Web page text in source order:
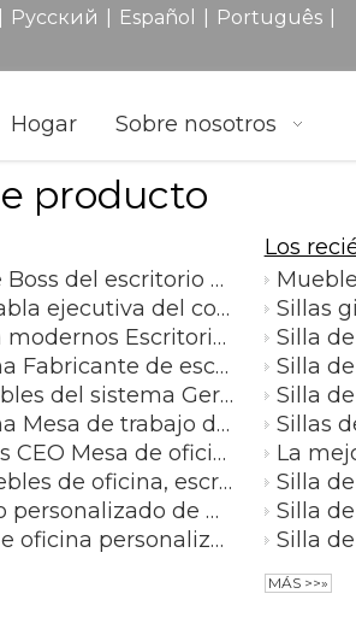
Pусский Español Português
Hogar Sobre nosotros
producto
Mesa comercial de Boss del escritorio del encargado de la melamina del escritorio en forma de L para la oficina
Forma de L de la tabla ejecutiva del color beige laminado del diseño elegante moderno modular de los muebles de oficinas con los cajones
Muebles de oficina modernos Escritorio de oficina con computadora ejecutiva
Mobiliario de oficina Fabricante de escritorios de oficina de China Mesa de oficina al por mayor de escritorio de gerente
Proveedor de muebles del sistema Gerentes oficiales Mesa Escritorio de oficina con cajón para archivos
Mobiliario de oficina Mesa de trabajo de diseño moderno de alta calidad, escritorio de oficina ejecutivo con gabinete
Proveedores chinos CEO Mesa de oficina moderna Boss Escritorio ejecutivo Oficina Computadora Forma L Escritorio
Nuevo diseño, muebles de oficina, escritorio de oficina, mesa de oficina ejecutiva en forma de L
2024 Nuevo diseño personalizado de muebles de oficina modernos, mesa de trabajo, escritorio de gerente, escritorio de oficina, escritorio de oficina ejecutiva
CEO de muebles de oficina personalizados de China Director ejecutivo Diseño de mesas de oficina Mesas ejecutivas modernas
Los
MÁS >>»